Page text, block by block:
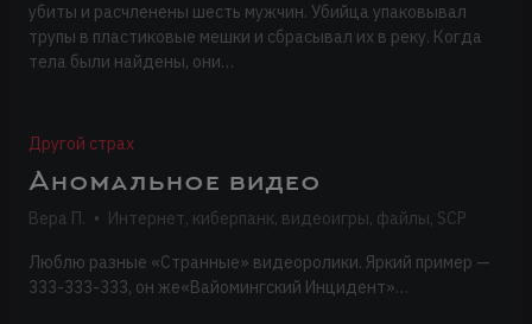
убиты и расчленены шесть мужчин. Убийца упаковывал
трупы в пластиковые мешки и сбрасывал их в реку. Когда
тела были найдены, они…
Другой страх
Аномальное видео
Вера П. • Интернет, киберпанк, видеоигры, файлы, SCP
Люблю разные «Странные» видеоролики. Яркий пример —
333-333-333, он же«Вайомингский Инцидент»…